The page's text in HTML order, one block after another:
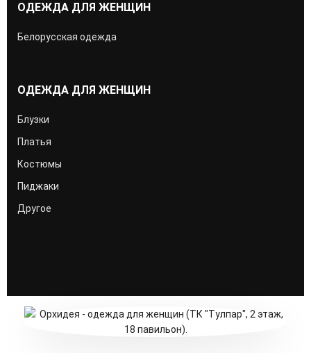
ОДЕЖДА ДЛЯ ЖЕНЩИН
Белорусская одежда
ОДЕЖДА ДЛЯ ЖЕНЩИН
Блузки
Платья
Костюмы
Пиджаки
Другое